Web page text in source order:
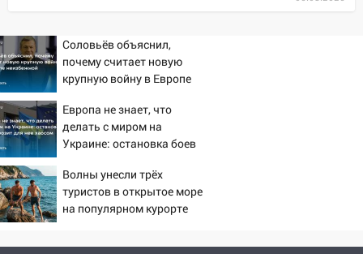
12:00
Где есть бензин в Ульяновске 7
августа: список АЗС
11:50
случайно задушил его: суд вынес
приговор
11:38
полностью уничтожил дачный дом и
сарай
11:38
ЕГЭ с 2027 года
Соловьёв объяснил,
почему считает новую
крупную войну в Европе
Европа не знает, что
делать с миром на
Украине: остановка боев
Волны унесли трёх
туристов в открытое море
на популярном курорте